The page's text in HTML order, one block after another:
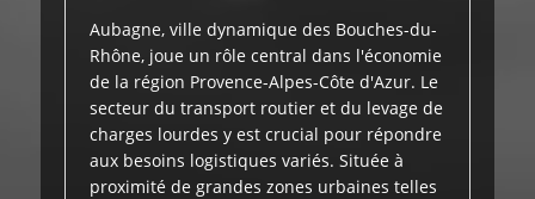
Aubagne, ville dynamique des Bouches-du-
Rhône, joue un rôle central dans l'économie
de la région Provence-Alpes-Côte d'Azur. Le
secteur du transport routier et du levage de
charges lourdes y est crucial pour répondre
aux besoins logistiques variés. Située à
proximité de grandes zones urbaines telles